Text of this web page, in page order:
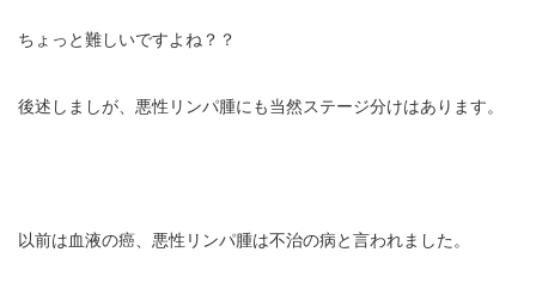
ちょっと難しいですよね？？
後述しましが、悪性リンパ腫にも当然ステージ分けはあります。
以前は血液の癌、悪性リンパ腫は不治の病と言われました。